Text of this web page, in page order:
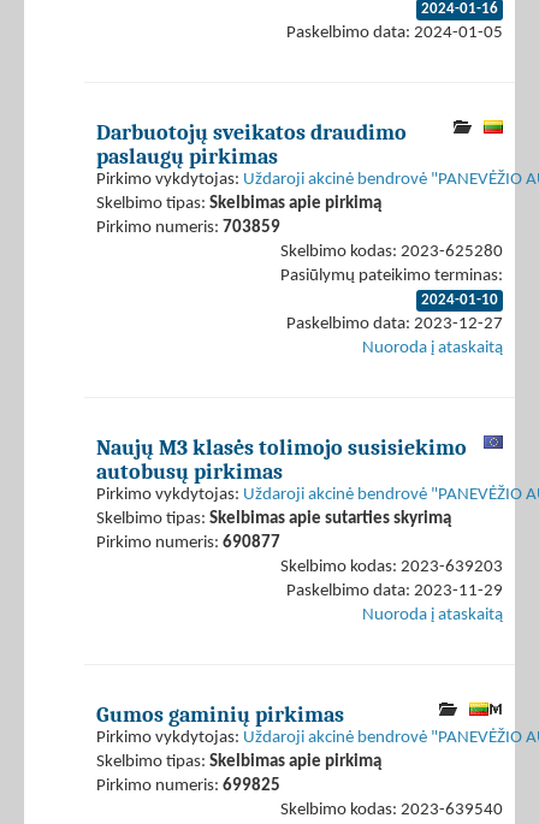
2024-01-16
Paskelbimo data: 2024-01-05
Darbuotojų sveikatos draudimo
paslaugų pirkimas
Pirkimo vykdytojas: Uždaroji akcinė bendrovė "PANEVĖŽIO
Skelbimo tipas: Skelbimas apie pirkimą
Pirkimo numeris: 703859
Skelbimo kodas: 2023-625280
Pasiūlymų pateikimo terminas:
2024-01-10
Paskelbimo data: 2023-12-27
Nuoroda į ataskaitą
Naujų M3 klasės tolimojo susisiekimo
autobusų pirkimas
Pirkimo vykdytojas: Uždaroji akcinė bendrovė "PANEVĖŽIO
Skelbimo tipas: Skelbimas apie sutarties skyrimą
Pirkimo numeris: 690877
Skelbimo kodas: 2023-639203
Paskelbimo data: 2023-11-29
Nuoroda į ataskaitą
Gumos gaminių pirkimas
Pirkimo vykdytojas: Uždaroji akcinė bendrovė "PANEVĖŽIO
Skelbimo tipas: Skelbimas apie pirkimą
Pirkimo numeris: 699825
Skelbimo kodas: 2023-639540